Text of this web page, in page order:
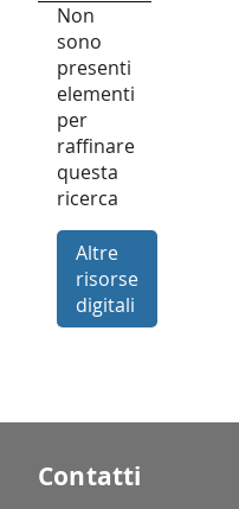
Non
sono
presenti
elementi
per
raffinare
questa
ricerca
Altre
risorse
digitali
Contatti